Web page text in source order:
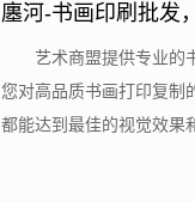
廛河-书画印刷批发
艺术商盟提供专业的
您对高品质书画打印复制
都能达到最佳的视觉效果